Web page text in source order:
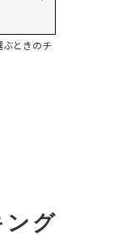
ぶときのチ
ング